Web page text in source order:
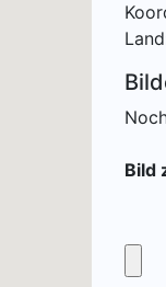
Bild